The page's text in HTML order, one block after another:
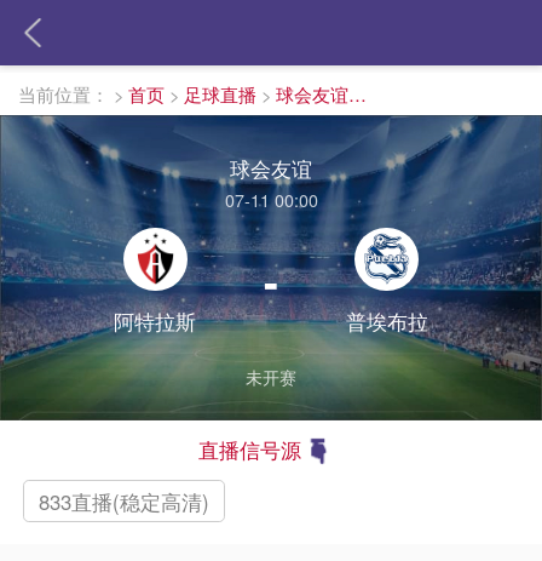
当前位置： > 首页 > 足球直播 > 球会友谊直播
球会友谊
07-11 00:00
阿特拉斯
-
普埃布拉
未开赛
直播信号源
833直播(稳定高清)